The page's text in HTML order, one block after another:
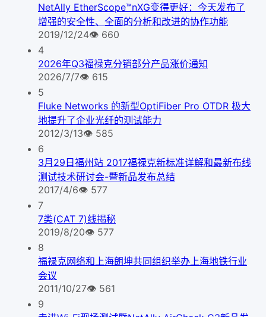
NetAlly EtherScope™nXG变得更好：今天发布了
增强的安全性、全面的分析和改进的协作功能
2019/12/24👁 660
4
2026年Q3福禄克分销部分产品涨价通知
2026/7/7👁 615
5
Fluke Networks 的新型OptiFiber Pro OTDR 极大
地提升了企业光纤的测试能力
2012/3/13👁 585
6
3月29日福州站 2017福禄克新标准详解和最新布线
测试技术研讨会-暨新品发布总结
2017/4/6👁 577
7
7类(CAT 7)线揭秘
2019/8/20👁 577
8
福禄克网络和上海朗坤共同组织举办上海地铁行业
会议
2011/10/27👁 561
9